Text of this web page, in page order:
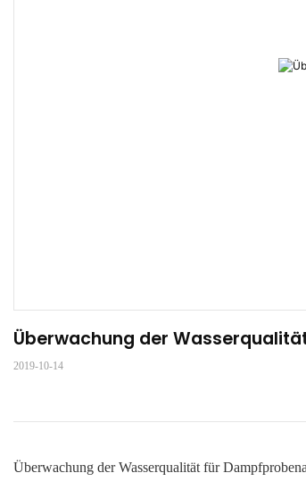
Überwachung der
2019-10-14
Überwachung der Wasserqualität für